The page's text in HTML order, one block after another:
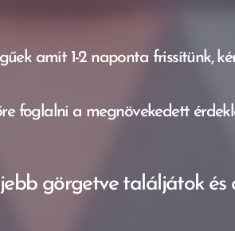
amit 1-2 naponta frissítünk,
foglalni a megnövekedett
görgetve találjátok